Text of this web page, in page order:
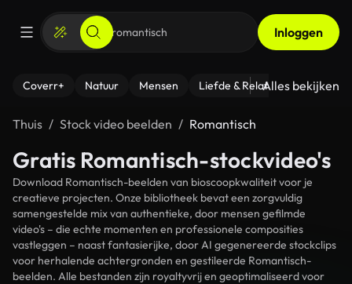
Inloggen
Coverr+ Natuur Mensen Liefde & Relaties - Fitness
Alles bekijken
Thuis Stock video beelden Romantisch
Gratis Romantisch-stockvideo's
Download Romantisch-beelden van bioscoopkwaliteit voor je
creatieve projecten. Onze bibliotheek bevat een zorgvuldig
samengestelde mix van authentieke, door mensen gefilmde
video's – die echte momenten en professionele composities
vastleggen – naast fantasierijke, door AI gegenereerde stockclips
voor herhalende achtergronden en gestileerde Romantisch-
beelden. Alle bestanden zijn royaltyvrij en geoptimaliseerd voor